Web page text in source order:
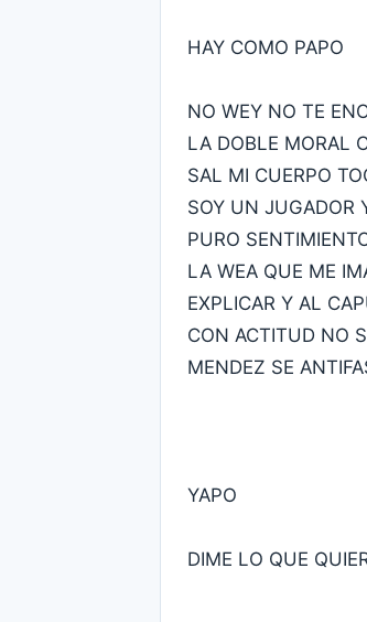
HAY COMO PAPO
NO WEY NO TE
LA DOBLE MORAL
SAL MI CUERPO
SOY UN JUGADOR
PURO
LA WEA QUE ME
EXPLICAR Y AL
CON ACTITUD NO
MENDEZ SE
YAPO
DIME LO QUE